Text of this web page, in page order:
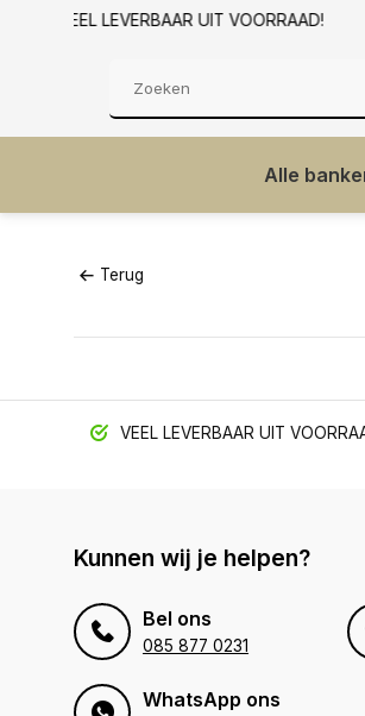
KLANTTEVREDENHEID 9/10!
Alle
Terug
VEEL LEVERBAAR UIT
Kunnen wij je helpen?
Bel ons
085 877 0231
WhatsApp ons